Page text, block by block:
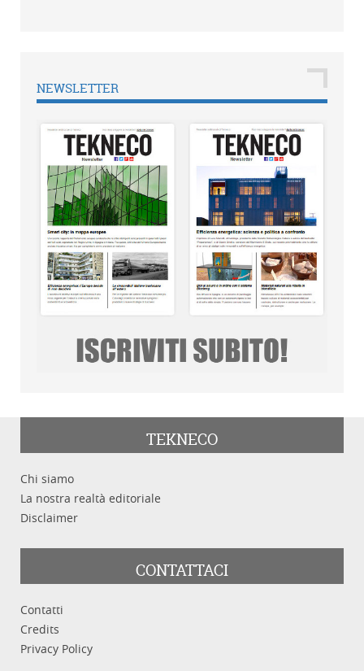
NEWSLETTER
TEKNECO
Chi siamo
La nostra realtà editoriale
Disclaimer
CONTATTACI
Contatti
Credits
Privacy Policy